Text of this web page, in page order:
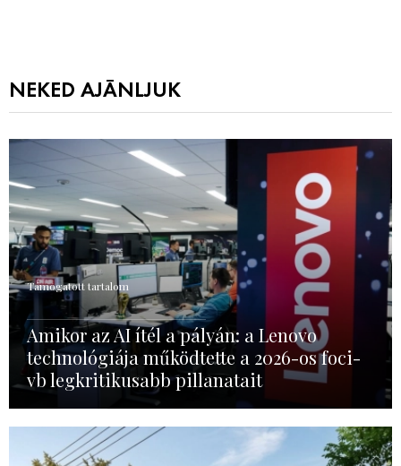
NEKED AJÁNLJUK
Támogatott tartalom
Amikor az AI ítél a pályán: a Lenovo
technológiája működtette a 2026-os foci-
vb legkritikusabb pillanatait